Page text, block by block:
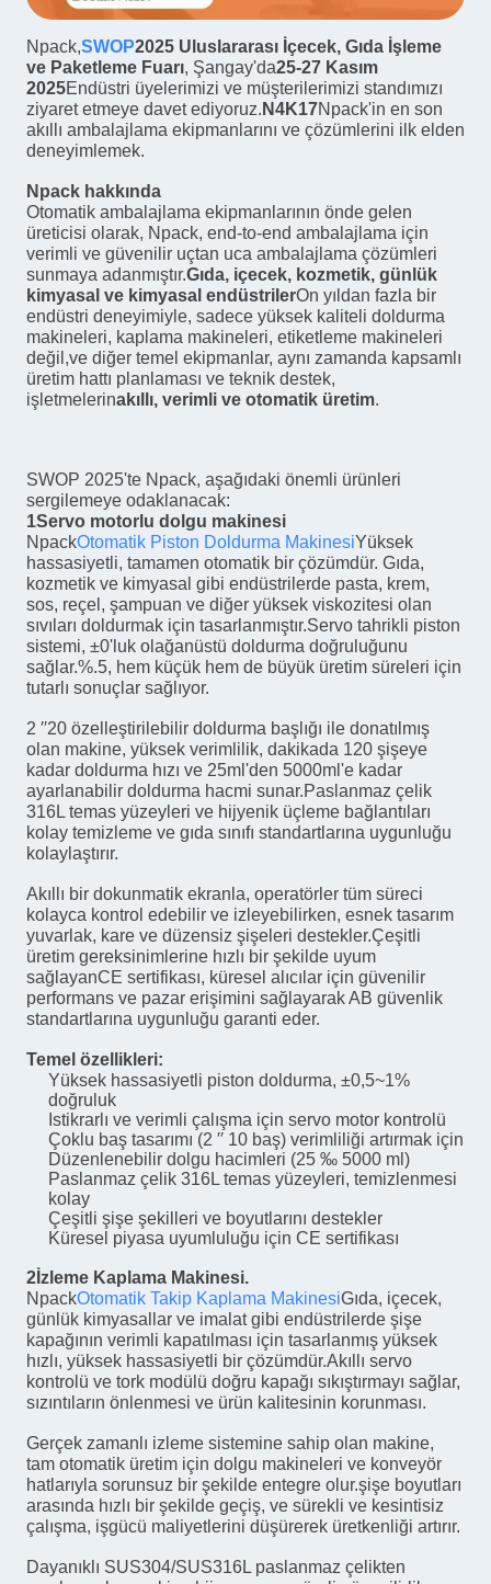
Npack,SWOP2025 Uluslararası İçecek, Gıda İşleme
ve Paketleme Fuarı, Şangay'da25-27 Kasım
2025Endüstri üyelerimizi ve müşterilerimizi standımızı
ziyaret etmeye davet ediyoruz. N4K17Npack'in en son
akıllı ambalajlama ekipmanlarını ve çözümlerini ilk elden
deneyimlemek.
Npack hakkında
Otomatik ambalajlama ekipmanlarının önde gelen
üreticisi olarak, Npack, end-to-end ambalajlama için
verimli ve güvenilir uçtan uca ambalajlama çözümleri
sunmaya adanmıştır.Gıda, içecek, kozmetik, günlük
kimyasal ve kimyasal endüstrilerOn yıldan fazla bir
endüstri deneyimiyle, sadece yüksek kaliteli doldurma
makineleri, kaplama makineleri, etiketleme makineleri
değil,ve diğer temel ekipmanlar, aynı zamanda kapsamlı
üretim hattı planlaması ve teknik destek,
işletmelerinakıllı, verimli ve otomatik üretim.
SWOP 2025'te Npack, aşağıdaki önemli ürünleri
sergilemeye odaklanacak:
1Servo motorlu dolgu makinesi
NpackOtomatik Piston Doldurma MakinesiYüksek
hassasiyetli, tamamen otomatik bir çözümdür. Gıda,
kozmetik ve kimyasal gibi endüstrilerde pasta, krem,
sos, reçel, şampuan ve diğer yüksek viskozitesi olan
sıvıları doldurmak için tasarlanmıştır.Servo tahrikli piston
sistemi, ±0'luk olağanüstü doldurma doğruluğunu
sağlar.%.5, hem küçük hem de büyük üretim süreleri için
tutarlı sonuçlar sağlıyor.
2 ′′20 özelleştirilebilir doldurma başlığı ile donatılmış
olan makine, yüksek verimlilik, dakikada 120 şişeye
kadar doldurma hızı ve 25ml'den 5000ml'e kadar
ayarlanabilir doldurma hacmi sunar.Paslanmaz çelik
316L temas yüzeyleri ve hijyenik üçleme bağlantıları
kolay temizleme ve gıda sınıfı standartlarına uygunluğu
kolaylaştırır.
Akıllı bir dokunmatik ekranla, operatörler tüm süreci
kolayca kontrol edebilir ve izleyebilirken, esnek tasarım
yuvarlak, kare ve düzensiz şişeleri destekler.Çeşitli
üretim gereksinimlerine hızlı bir şekilde uyum
sağlayanCE sertifikası, küresel alıcılar için güvenilir
performans ve pazar erişimini sağlayarak AB güvenlik
standartlarına uygunluğu garanti eder.
Temel özellikleri:
Yüksek hassasiyetli piston doldurma, ±0,5~1%
doğruluk
Istikrarlı ve verimli çalışma için servo motor kontrolü
Çoklu baş tasarımı (2 ′′ 10 baş) verimliliği artırmak için
Düzenlenebilir dolgu hacimleri (25 ‰ 5000 ml)
Paslanmaz çelik 316L temas yüzeyleri, temizlenmesi
kolay
Çeşitli şişe şekilleri ve boyutlarını destekler
Küresel piyasa uyumluluğu için CE sertifikası
2İzleme Kaplama Makinesi.
NpackOtomatik Takip Kaplama MakinesiGıda, içecek,
günlük kimyasallar ve imalat gibi endüstrilerde şişe
kapağının verimli kapatılması için tasarlanmış yüksek
hızlı, yüksek hassasiyetli bir çözümdür.Akıllı servo
kontrolü ve tork modülü doğru kapağı sıkıştırmayı sağlar,
sızıntıların önlenmesi ve ürün kalitesinin korunması.
Gerçek zamanlı izleme sistemine sahip olan makine,
tam otomatik üretim için dolgu makineleri ve konveyör
hatlarıyla sorunsuz bir şekilde entegre olur.şişe boyutları
arasında hızlı bir şekilde geçiş, ve sürekli ve kesintisiz
çalışma, işgücü maliyetlerini düşürerek üretkenliği artırır.
Dayanıklı SUS304/SUS316L paslanmaz çelikten